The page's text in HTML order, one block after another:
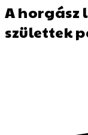
A horgász
születtek